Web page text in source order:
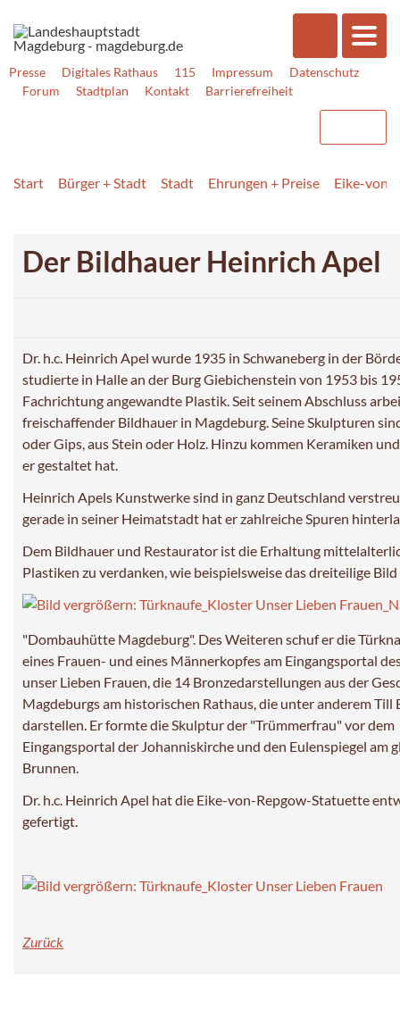
Presse Digitales Rathaus 115 Impressum
Datenschutz
Forum
Stadtplan Kontakt Barrierefreiheit
Start Bürger + Stadt Stadt Ehrungen + Preise Eike-von-
Der Bildhauer Heinrich Apel
Dr. h.c. Heinrich Apel wurde 1935 in Schwaneberg in der
studierte in Halle an der Burg Giebichenstein von 1953 bis
Fachrichtung angewandte Plastik. Seit seinem Abschluss
freischaffender Bildhauer in Magdeburg. Seine Skulpturen
oder Gips, aus Stein oder Holz. Hinzu kommen Keramiken
er gestaltet hat.
Heinrich Apels Kunstwerke sind in ganz Deutschland
gerade in seiner Heimatstadt hat er zahlreiche Spuren
Dem Bildhauer und Restaurator ist die Erhaltung
Plastiken zu verdanken, wie beispielsweise das dreiteilige Bild
"Dombauhütte Magdeburg". Des Weiteren schuf er die
eines Frauen- und eines Männerkopfes am Eingangsportal
unser Lieben Frauen, die 14 Bronzedarstellungen aus der
Magdeburgs am historischen Rathaus, die unter anderem Till
darstellen. Er formte die Skulptur der "Trümmerfrau" vor dem
Eingangsportal der Johanniskirche und den Eulenspiegel am
Brunnen.
Dr. h.c. Heinrich Apel hat die Eike-von-Repgow-Statuette
gefertigt.
Zurück